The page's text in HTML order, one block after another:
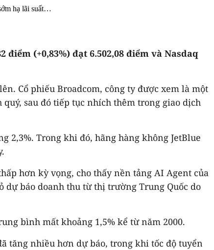
hạ lãi suất…
điểm (+0,83%) đạt 6.502,08 điểm và Nasdaq
Cổ phiếu Broadcom, công ty được xem là một
sau đó tiếp tục nhích thêm trong giao dịch
2,3%. Trong khi đó, hãng hàng không JetBlue
hơn kỳ vọng, cho thấy nền tảng AI Agent của
báo doanh thu từ thị trường Trung Quốc do
bình mất khoảng 1,5% kể từ năm 2000.
tăng nhiều hơn dự báo, trong khi tốc độ tuyển